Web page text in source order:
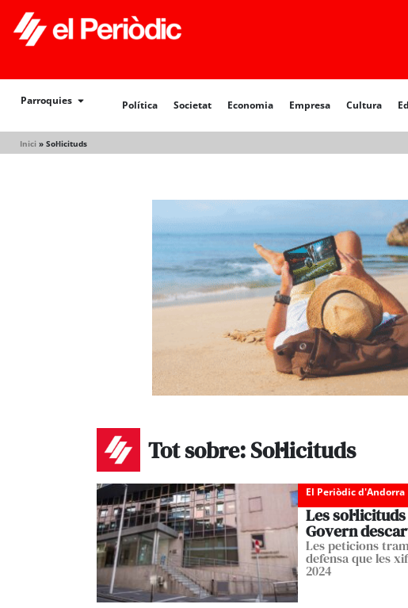
Parroquies Política Societat Economia Empresa Cultura
Inici » Sol·licituds
Política Societat
Tot sobre: Sol·licituds
El Periòdic d'Andorra
Les
Govern
Les peticions
defensa que les
2024